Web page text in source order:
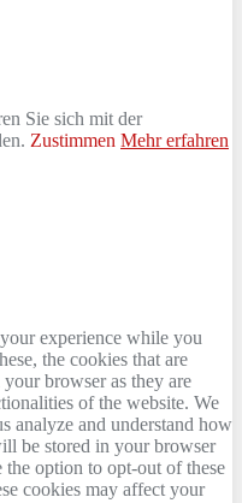
Sie sich mit der
Zustimmen Mehr erfahren
experience while you
the cookies that are
your browser as they are
of the website. We
analyze and understand how
be stored in your browser
option to opt-out of these
cookies may affect your